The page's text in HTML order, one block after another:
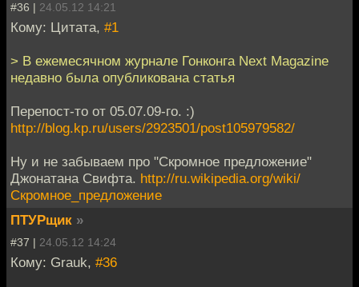
#36 | 24.05.12 14:21
Кому: Цитата, #1
> В ежемесячном журнале Гонконга Next Magazine
недавно была опубликована статья
Перепост-то от 05.07.09-го. :)
http://blog.kp.ru/users/2923501/post105979582/
Ну и не забываем про "Скромное предложение"
Джонатана Свифта. http://ru.wikipedia.org/wiki/
Скромное_предложение
ПТУРщик »
#37 | 24.05.12 14:24
Кому: Grauk, #36